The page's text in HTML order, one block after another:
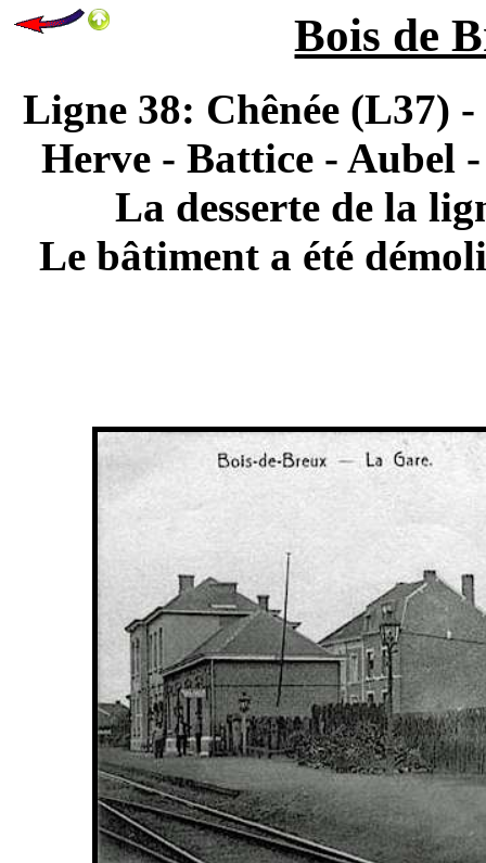
Bois de
Ligne 38: Chênée (L37)
Herve - Battice - Aubel
La desserte de la
Le bâtiment a été